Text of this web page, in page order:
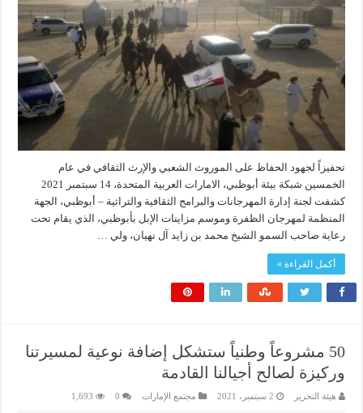
تحفيزاً لجهود الحفاظ على الموروث الشعبي والإرث الثقافي في عام
الخمسين شبكة بيئة أبوظبي، الامارات العربية المتحدة، 14 سبتمبر 2021
كشفت لجنة إدارة المهرجانات والبرامج الثقافية والتراثية – أبوظبي، الجهة
المنظمة لمهرجان الظفرة وموسم مزاينات الإبل بأبوظبي، الذي يقام تحت
رعاية صاحب السمو الشيخ محمد بن زايد آل نهيان، ولي …
أكمل القراءة »
50 مشروعاً وطنياً ستشكل إضافة نوعية لمسيرتنا
وركيزة لصالح أجيالنا القادمة
هيئة التحرير 2 سبتمبر، 2021 مجتمع الإمارات 0
1,693